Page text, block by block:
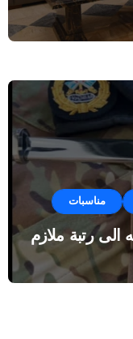
مناسبات
الى رتبة ملازم